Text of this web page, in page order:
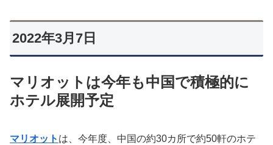
2022年3月7日
マリオットは今年も中国で積極的に
ホテル展開予定
マリオット は、今年度、中国の約30カ所で約50軒のホテ